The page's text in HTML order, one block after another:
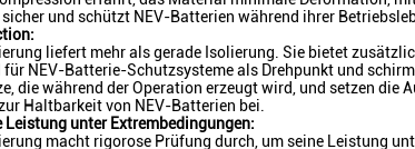
und schützt NEV-Batterien während ihrer
liefert mehr als gerade Isolierung. Sie bietet
für NEV-Batterie-Schutzsysteme als Drehpunkt und
die während der Operation erzeugt wird, und setzen
Haltbarkeit von NEV-Batterien bei.
Leistung unter Extrembedingungen:
macht rigorose Prüfung durch, um seine Leistung